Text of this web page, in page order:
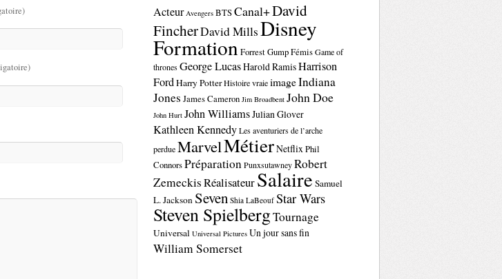
Acteur Avengers BTSCanal+David
FincherDavid MillsDisney
FormationForrest GumpFémis Game of
thrones George LucasHarold RamisHarrison
FordHarry PotterHistoire vraie imageIndiana
Jones James Cameron Jim Broadbent John Doe
John Hurt John WilliamsJulian Glover
Kathleen Kennedy Les aventuriers de l’arche
perdue MarvelMétierNetflixPhil
ConnorsPréparation Punxsutawney Robert
ZemeckisRéalisateurSalaire Samuel
L. Jackson Seven Shia LaBeouf Star Wars
Steven SpielbergTournage
Universal Universal Pictures Un jour sans fin
William Somerset